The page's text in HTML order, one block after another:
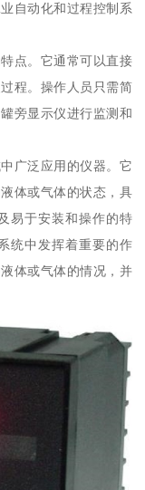
自动化和过程控制系
点。它通常可以直接
程。操作人员只需简
旁显示仪进行监测和
广泛应用的仪器。它
体或气体的状态，具
易于安装和操作的特
统中发挥着重要的作
体或气体的情况，并